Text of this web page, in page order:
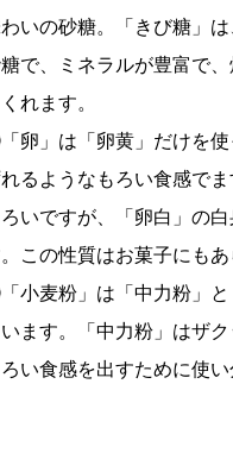
いの砂糖。「きび糖」
で、ミネラルが豊富で
れます。
卵」は「卵黄」だけを使
るようなもろい食感で
ろいですが、「卵白」の
この性質はお菓子にもあ
小麦粉」は「中力粉」と
ます。「中力粉」はザ
ろい食感を出すために使い